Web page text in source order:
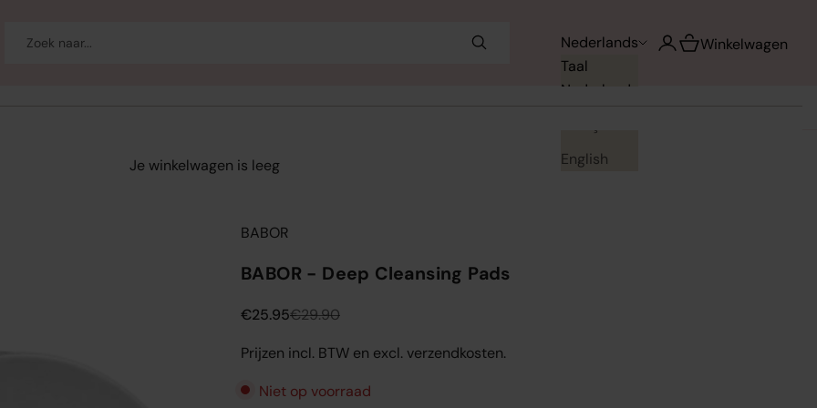
Nederlands
Taal
Nederlands
English
Accountpagina openen
Winkelwagen
Winkelwagen
Je winkelwagen is leeg
BABOR
BABOR - Deep Cleansing Pads
Aanbiedingsprijs
€25.95Normale prijs
€29.90
Prijzen incl. BTW en excl. verzendkosten.
Niet op voorraad